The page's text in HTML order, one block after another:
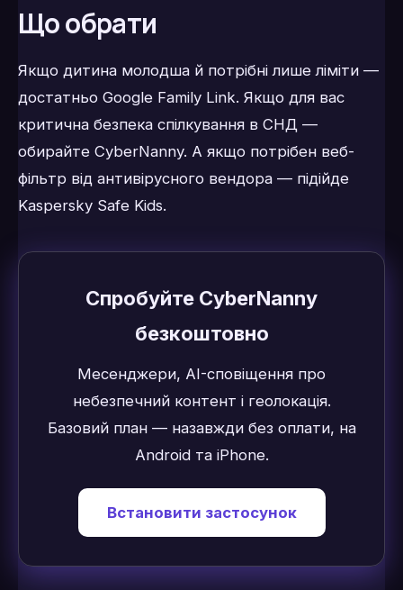
Що обрати
Якщо дитина молодша й потрібні лише ліміти —
достатньо Google Family Link. Якщо для вас
критична безпека спілкування в СНД —
обирайте CyberNanny. А якщо потрібен веб-
фільтр від антивірусного вендора — підійде
Kaspersky Safe Kids.
Спробуйте CyberNanny
безкоштовно
Месенджери, AI-сповіщення про
небезпечний контент і геолокація.
Базовий план — назавжди без оплати, на
Android та iPhone.
Встановити застосунок